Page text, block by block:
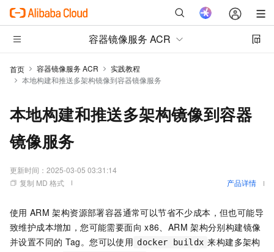
容器镜像服务 ACR
首页 容器镜像服务 ACR
实践教程
本地构建和推送多架构镜像到容器镜像服务
本地构建和推送多架构镜像到容器
镜像服务
更新时间： 2025-03-05 03:31:14
复制 MD 格式
产品详情
使用 ARM 架构资源部署容器通常可以节省不少成本，但也可能导
致维护成本增加，您可能需要面向 x86、ARM 架构分别构建镜像
并设置不同的 Tag。您可以使用 docker buildx 来构建多架构